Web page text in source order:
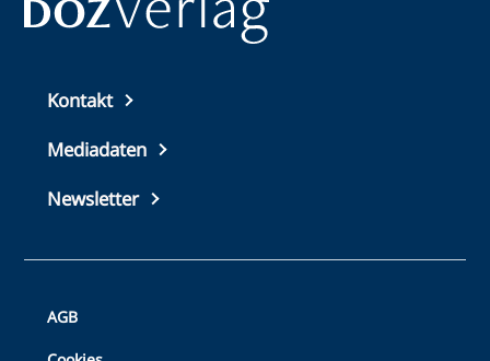
Top
footer
Kontakt
Mediadaten
Newsletter
Bottom
Footer
AGB